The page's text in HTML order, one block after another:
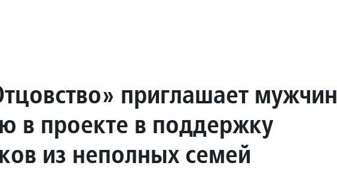
приглашает мужчин
в проекте в поддержку
из неполных семей